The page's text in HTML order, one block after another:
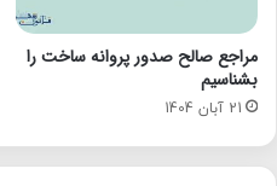
مراجع صالح صدور پروانه ساخت را
بشناسیم
21 آبان 1404